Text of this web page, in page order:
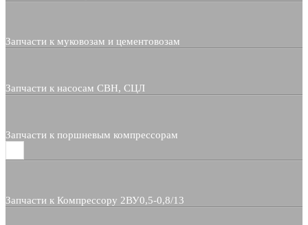
Запчасти к муковозам и цементовозам
Запчасти к насосам СВН, СЦЛ
Запчасти к поршневым компрессорам
Запчасти к Компрессору 2ВУ0,5-0,8/13